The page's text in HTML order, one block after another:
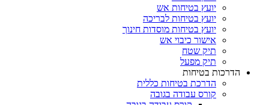
יועץ בטיחות אש
יועץ בטיחות לבריכה
יועץ בטיחות מוסדות חינוך
אישור כיבוי אש
תיק שטח
תיק מפעל
הדרכות בטיחות
הדרכת בטיחות כללית
קורס עבודה בגובה